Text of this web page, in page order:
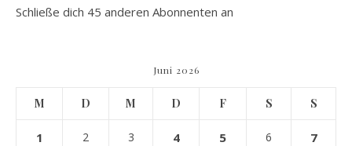
Schließe dich 45 anderen Abonnenten an
Juni 2026
M D M D F S S
1 2 3 4 5 6 7